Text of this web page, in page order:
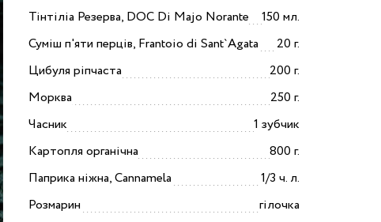
Тінтіліа Резерва, DOC Di Majo Norante
150 мл.
Суміш п'яти перців, Frantoio di Sant`Agata
20 г.
Цибуля ріпчаста
200 г.
Морква
250 г.
Часник
1 зубчик
Картопля органічна
800 г.
Паприка ніжна, Cannamela
1/3 ч. л.
Розмарин
гілочка